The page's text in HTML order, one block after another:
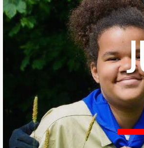
Skip to main